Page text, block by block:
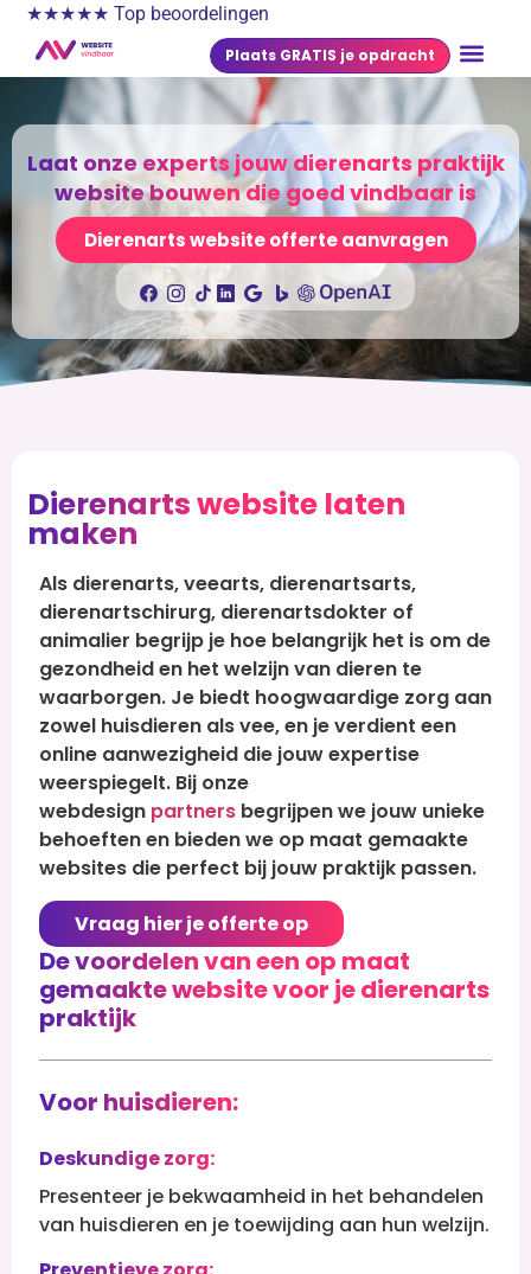
★★★★★ Top beoordelingen
Plaats GRATIS je opdracht
Laat onze experts jouw dierenarts praktijk
website bouwen die goed vindbaar is
Dierenarts website offerte aanvragen
Dierenarts website laten
maken
Als dierenarts, veearts, dierenartsarts,
dierenartschirurg, dierenartsdokter of
animalier begrijp je hoe belangrijk het is om de
gezondheid en het welzijn van dieren te
waarborgen. Je biedt hoogwaardige zorg aan
zowel huisdieren als vee, en je verdient een
online aanwezigheid die jouw expertise
weerspiegelt. Bij onze
webdesign partnersbegrijpen we jouw unieke
behoeften en bieden we op maat gemaakte
websites die perfect bij jouw praktijk passen.
Vraag hier je offerte op
De voordelen van een op maat
gemaakte website voor je dierenarts
praktijk
Voor huisdieren:
Deskundige zorg:
Presenteer je bekwaamheid in het behandelen
van huisdieren en je toewijding aan hun welzijn.